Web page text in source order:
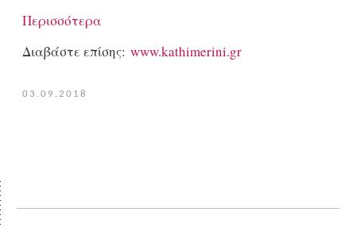
Περισσότερα
Διαβάστε επίσης: www.kathimerini.gr
03.09.2018